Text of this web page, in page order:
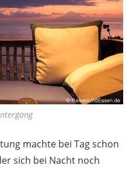
machte bei Tag schon
sich bei Nacht noch